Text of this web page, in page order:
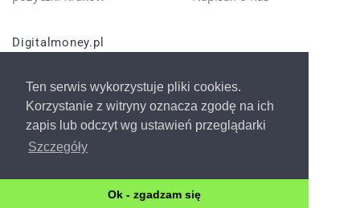
Ten serwis wykorzystuje pliki cookies.
Korzystanie z witryny oznacza zgodę na ich
zapis lub odczyt wg ustawień przeglądarki
Szczegóły
Ok - zgadzam się
Digitalmoney.pl
bezpiecznego pożyczania!